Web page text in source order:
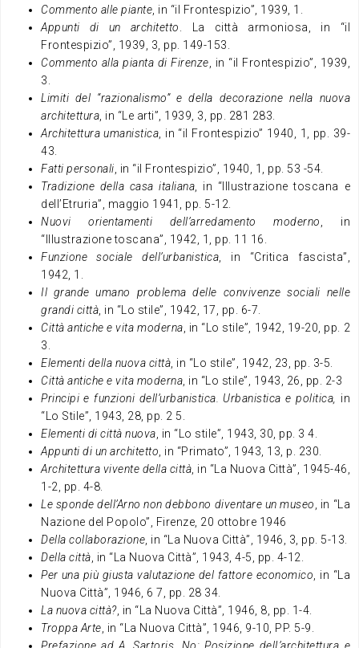
Commento alle piante, in “il Frontespizio”, 1939, 1.
Appunti di un architetto. La città armoniosa, in “il
Frontespizio”, 1939, 3, pp. 149-153.
Commento alla pianta di Firenze, in “il Frontespizio”, 1939,
3.
Limiti del “razionalismo” e della decorazione nella nuova
architettura, in “Le arti”, 1939, 3, pp. 281 283.
Architettura umanistica, in “il Frontespizio” 1940, 1, pp. 39-
43.
Fatti personali, in “il Frontespizio”, 1940, 1, pp. 53 -54.
Tradizione della casa italiana, in “Illustrazione toscana e
dell’Etruria”, maggio 1941, pp. 5-12.
Nuovi orientamenti dell’arredamento moderno, in
“Illustrazione toscana”, 1942, 1, pp. 11 16.
Funzione sociale dell’urbanistica, in “Critica fascista”,
1942, 1.
Il grande umano problema delle convivenze sociali nelle
grandi città, in “Lo stile”, 1942, 17, pp. 6-7.
Città antiche e vita moderna, in “Lo stile”, 1942, 19-20, pp. 2
3.
Elementi della nuova città, in “Lo stile”, 1942, 23, pp. 3-5.
Città antiche e vita moderna, in “Lo stile”, 1943, 26, pp. 2-3
Principi e funzioni dell’urbanistica. Urbanistica e politica, in
“Lo Stile”, 1943, 28, pp. 2 5.
Elementi di città nuova, in “Lo stile”, 1943, 30, pp. 3 4.
Appunti di un architetto, in “Primato”, 1943, 13, p. 230.
Architettura vivente della città, in “La Nuova Città”, 1945-46,
1-2, pp. 4-8.
Le sponde dell’Arno non debbono diventare un museo, in “La
Nazione del Popolo”, Firenze, 20 ottobre 1946
Della collaborazione, in “La Nuova Città”, 1946, 3, pp. 5-13.
Della città, in “La Nuova Città”, 1943, 4-5, pp. 4-12.
Per una più giusta valutazione del fattore economico, in “La
Nuova Città”, 1946, 6 7, pp. 28 34.
La nuova città?, in “La Nuova Città”, 1946, 8, pp. 1-4.
Troppa Arte, in “La Nuova Città”, 1946, 9-10, PP. 5-9.